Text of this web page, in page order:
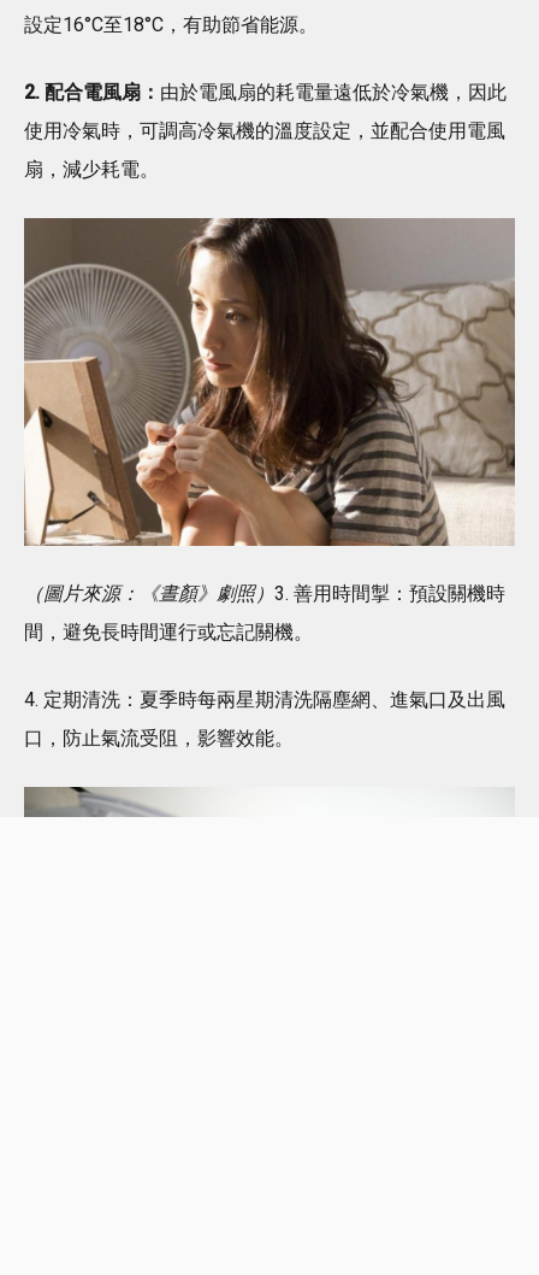
設定16°C至18°C，有助節省能源。
2. 配合電風扇： 由於電風扇的耗電量遠低於冷氣機，因此
使用冷氣時，可調高冷氣機的溫度設定，並配合使用電風
扇，減少耗電。
（圖片來源：《晝顏》劇照） 3. 善用時間掣：預設關機時
間，避免長時間運行或忘記關機。
4. 定期清洗：夏季時每兩星期清洗隔塵網、進氣口及出風
口，防止氣流受阻，影響效能。